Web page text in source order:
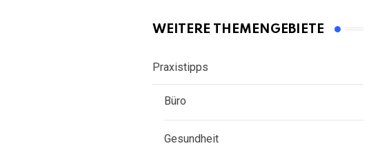
WEITERE THEMENGEBIETE
Praxistipps
Büro
Gesundheit